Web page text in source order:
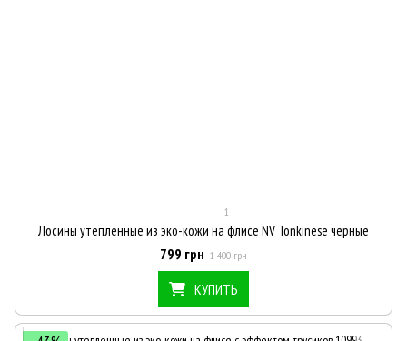
1
Лосины утепленные из эко-кожи на флисе NV Tonkinese черные
799 грн 1 400 грн
КУПИТЬ